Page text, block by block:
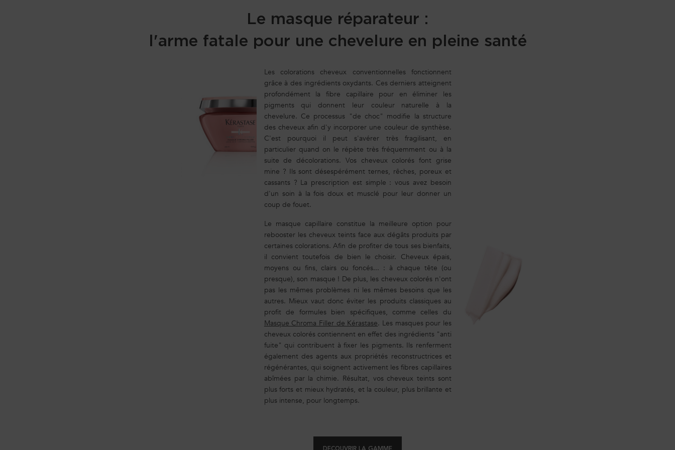
Le masque réparateur :
l'arme fatale pour une chevelure en pleine santé
Les colorations cheveux conventionnelles fonctionnent
grâce à des ingrédients oxydants. Ces derniers atteignent
profondément la fibre capillaire pour en éliminer les
pigments qui donnent leur couleur naturelle à la
chevelure. Ce processus "de choc" modifie la structure
des cheveux afin d'y incorporer une couleur de synthèse.
C'est pourquoi il peut s'avérer très fragilisant, en
particulier quand on le répète très fréquemment ou à la
suite de décolorations. Vos cheveux colorés font grise
mine ? Ils sont désespérément ternes, rêches, poreux et
cassants ? La prescription est simple : vous avez besoin
d'un soin à la fois doux et musclé pour leur donner un
coup de fouet.
Le masque capillaire constitue la meilleure option pour
rebooster les cheveux teints face aux dégâts produits par
certaines colorations. Afin de profiter de tous ses bienfaits,
il convient toutefois de bien le choisir. Cheveux épais,
moyens ou fins, clairs ou foncés... : à chaque tête (ou
presque), son masque ! De plus, les cheveux colorés n'ont
pas les mêmes problèmes ni les mêmes besoins que les
autres. Mieux vaut donc éviter les produits classiques au
profit de formules bien spécifiques, comme celles du
Masque Chroma Filler de Kérastase. Les masques pour les
cheveux colorés contiennent en effet des ingrédients "anti
fuite" qui contribuent à fixer les pigments. Ils renferment
également des agents aux propriétés reconstructrices et
régénérantes, qui soignent activement les fibres capillaires
abîmées par la chimie. Résultat, vos cheveux teints sont
plus forts et mieux hydratés, et la couleur, plus brillante et
plus intense, pour longtemps.